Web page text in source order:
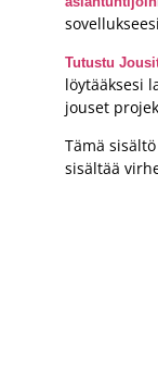
Tutustu
löytääksesi
jouset
Tämä
sisältää